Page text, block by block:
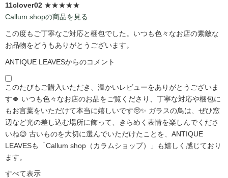
11clover02 ★★★★★
Callum shopの商品を見る
この度もご丁寧なご対応と梱包でした。いつも色々なお店の素敵な
お品物をどうもありがとうございます。
ANTIQUE LEAVESからのコメント
このたびもご購入いただき、温かいレビューをありがとうございま
す🍀 いつも色々なお店のお品をご覧くださり、丁寧な対応や梱包に
もお言葉をいただけて本当に嬉しいです🥺✨ ガラスの鳥は、ぜひ窓
辺など光の差し込む場所に飾って、きらめく表情を楽しんでくださ
いね😉 古いものを大切に選んでいただけたことを、ANTIQUE
LEAVESも「Callum shop（カラムショップ）」も嬉しく感じており
ます。
すべて表示